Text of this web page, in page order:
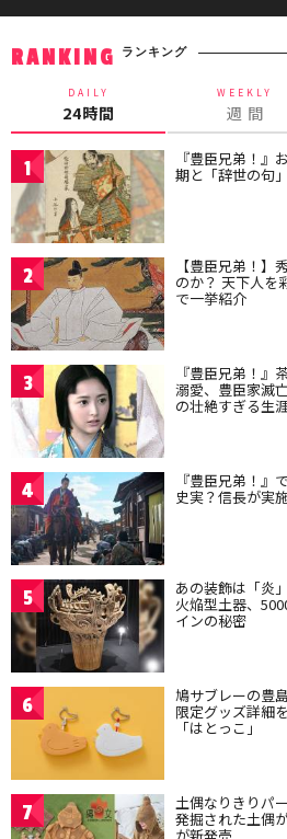
RANKING ランキング
DAILY
24時間
WEEKLY
週 間
1 『豊臣兄弟！』
期と「辞世の句
2 【豊臣兄弟！】
のか？ 天下人を
で一挙紹介
3 『豊臣兄弟！』
溺愛、豊臣家滅
の壮絶すぎる生
4 『豊臣兄弟！』
史実？信長が実
5 あの装飾は「炎
火焔型土器、
インの秘密
6 鳩サブレーの豊
限定グッズ詳細
「はとっこ」
7 土偶なりきりパ
発掘された土偶